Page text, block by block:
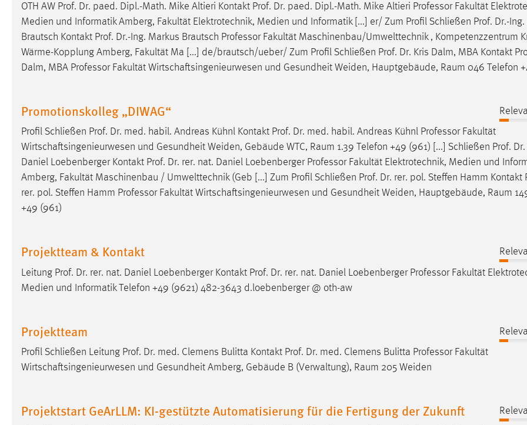
OTH AW Prof. Dr. paed. Dipl.-Math. Mike Altieri Kontakt Prof. Dr. paed. Dipl.-Math. Mike Altieri ProfessorFakultät
Medien und Informatik Amberg, Fakultät Elektrotechnik, Medien und Informatik [...] er/ Zum Profil Schließen Prof. Dr.-Ing.
Brautsch Kontakt Prof. Dr.-Ing. Markus Brautsch ProfessorFakultät Maschinenbau/Umwelttechnik , Kompetenzzentrum
Wärme-Kopplung Amberg, Fakultät Ma [...] de/brautsch/ueber/ Zum Profil Schließen Prof. Dr. Kris Dalm, MBA Kontakt
Dalm, MBA ProfessorFakultät Wirtschaftsingenieurwesen und Gesundheit Weiden, Hauptgebäude, Raum 046 Telefon
Promotionskolleg „DIWAG“
Profil Schließen Prof. Dr. med. habil. Andreas Kühnl Kontakt Prof. Dr. med. habil. Andreas Kühnl ProfessorFakultät
Wirtschaftsingenieurwesen und Gesundheit Weiden, Gebäude WTC, Raum 1.39 Telefon +49 (961) [...] Schließen Prof. Dr.
Daniel Loebenberger Kontakt Prof. Dr. rer. nat. Daniel Loebenberger ProfessorFakultät Elektrotechnik, Medien und
Amberg, Fakultät Maschinenbau / Umwelttechnik (Geb [...] Zum Profil Schließen Prof. Dr. rer. pol. Steffen Hamm Kontakt
rer. pol. Steffen Hamm ProfessorFakultät Wirtschaftsingenieurwesen und Gesundheit Weiden, Hauptgebäude, Raum
+49 (961)
Projektteam & Kontakt
Leitung Prof. Dr. rer. nat. Daniel Loebenberger Kontakt Prof. Dr. rer. nat. Daniel Loebenberger ProfessorFakultät
Medien und Informatik Telefon +49 (9621) 482-3643 d.loebenberger @ oth-aw
Projektteam
Profil Schließen Leitung Prof. Dr. med. Clemens Bulitta Kontakt Prof. Dr. med. Clemens Bulitta ProfessorFakultät
Wirtschaftsingenieurwesen und Gesundheit Amberg, Gebäude B (Verwaltung), Raum 205 Weiden
Projektstart GeArLLM: KI-gestützte Automatisierung für die Fertigung der Zukunft
Zweck: Zugriffsstatistik
Cookie Laufzeit: Max. 13 Monate
verwendet, um personalisierte Werbung anzuzeigen.
Sie tun dies, indem sie Besucher über Websites
hinweg verfolgen.
Google Ads
Name: _gcl_au
Anbieter:
Cookie Laufzeit:
Facebook Pixel
Anbieter:
Zweck: Conversion-Tracking